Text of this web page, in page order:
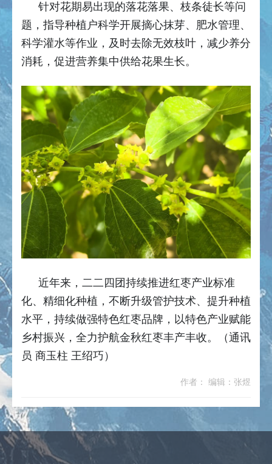
针对花期易出现的落花落果、枝条徒长等问
题，指导种植户科学开展摘心抹芽、肥水管理、
科学灌水等作业，及时去除无效枝叶，减少养分
消耗，促进营养集中供给花果生长。
近年来，二二四团持续推进红枣产业标准
化、精细化种植，不断升级管护技术、提升种植
水平，持续做强特色红枣品牌，以特色产业赋能
乡村振兴，全力护航金秋红枣丰产丰收。（通讯
员 商玉柱 王绍巧）
作者： 编辑：张煜